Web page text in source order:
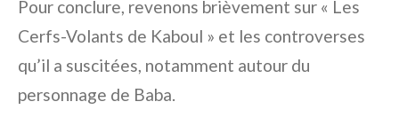
Pour conclure, revenons brièvement sur « Les
Cerfs-Volants de Kaboul » et les controverses
qu’il a suscitées, notamment autour du
personnage de Baba.